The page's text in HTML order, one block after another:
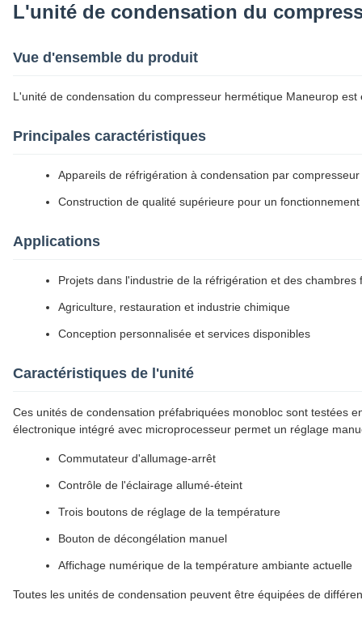
L'unité de condensation du
Vue d'ensemble du produit
L'unité de condensation du compresseur hermétique Maneurop
Principales caractéristiques
Appareils de réfrigération à condensation par
Construction de qualité supérieure pour un fonctionnement
Applications
Projets dans l'industrie de la réfrigération et des chambres
Agriculture, restauration et industrie chimique
Conception personnalisée et services disponibles
Caractéristiques de l'unité
Ces unités de condensation préfabriquées monobloc sont testées
électronique intégré avec microprocesseur permet un réglage
Commutateur d'allumage-arrêt
Contrôle de l'éclairage allumé-éteint
Trois boutons de réglage de la température
Bouton de décongélation manuel
Affichage numérique de la température ambiante actuelle
Toutes les unités de condensation peuvent être équipées de